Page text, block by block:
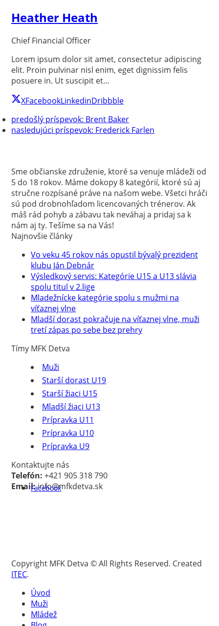
Heather Heath
Chief Financial Officer
Lorem ipsum dolor sit amet, consectetur adipiscing
elit. Proin pulvinar nisl enim, eget dignissim felis
posuere in. Ut suscipit et…
XFacebookLinkedinDribbble
predošlý príspevok: Brent Baker
nasledujúci príspevok: Frederick Farlen
Sme občianske združenie, ktoré sa venuje mládeži od
5 do 18 rokov. Máme dokopy 8 kategórií, ktoré sú aj
stručne rozpísané práve na našom webe. Všetci hráči
sú pod drobnohľadom licencovaných trénerov. Ak
máš rád pohyb a zábavu tak neváhaj a pridaj sa k
nám aj ty. Tešíme sa na Vás!
Najnovšie články
Vo veku 45 rokov nás opustil bývalý prezident
klubu Ján Debnár
Výsledkový servis: Kategórie U15 a U13 slávia
spolu titul v 2.lige
Mladežnícke kategórie spolu s mužmi na
víťaznej vlne
Mladší dorast pokračuje na víťaznej vlne, muži
tretí zápas po sebe bez prehry
Tímy MFK Detva
Muži
Starší dorast U19
Starší žiaci U15
Mladší žiaci U13
Prípravka U11
Prípravka U10
Prípravka U9
Kontaktujte nás
Telefón: +421 905 318 790
Email:info@mfkdetva.sk
Facebook
Copyright MFK Detva © All Rights Reserved. Created
ITEC.
Úvod
Muži
Mládež